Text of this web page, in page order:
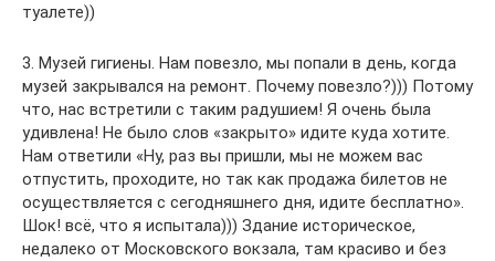
туалете))
3. Музей гигиены. Нам повезло, мы попали в день, когда
музей закрывался на ремонт. Почему повезло?))) Потому
что, нас встретили с таким радушием! Я очень была
удивлена! Не было слов «закрыто» идите куда хотите.
Нам ответили «Ну, раз вы пришли, мы не можем вас
отпустить, проходите, но так как продажа билетов не
осуществляется с сегодняшнего дня, идите бесплатно».
Шок! всё, что я испытала))) Здание историческое,
недалеко от Московского вокзала, там красиво и без